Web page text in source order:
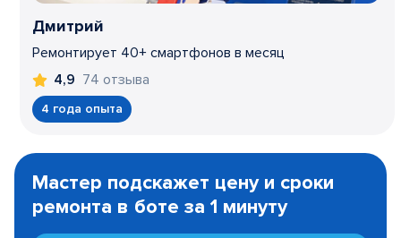
Дмитрий
Ремонтирует 40+ смартфонов в месяц
4,9 74 отзыва
4 года опыта
1
Мастер подскажет цену и сроки
ремонта в боте за 1 минуту